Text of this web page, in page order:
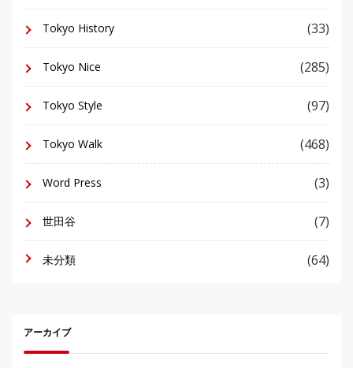
Tokyo History (33)
Tokyo Nice (285)
Tokyo Style (97)
Tokyo Walk (468)
Word Press (3)
世田谷 (7)
未分類 (64)
アーカイブ